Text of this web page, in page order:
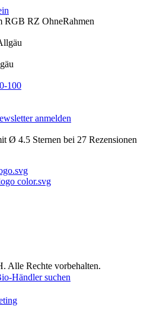
100
anmelden
Ø 4.5 Sternen bei 27 Rezensionen
Alle Rechte vorbehalten.
Händler suchen